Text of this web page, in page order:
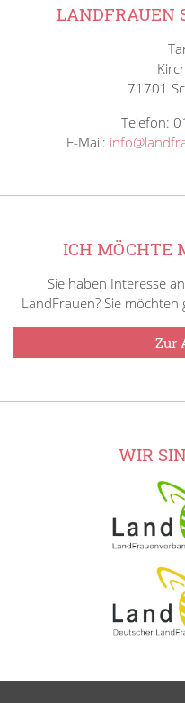
LANDFRAUEN
71701
Telefon:
E-Mail:
ICH MÖCHTE
Sie haben Interesse
LandFrauen? Sie
Zur
WIR